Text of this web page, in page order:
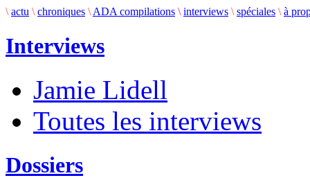
\ actu \ chroniques \ ADA compilations \ interviews \ spéciales \ à
Interviews
Jamie Lidell
Toutes les interviews
Dossiers